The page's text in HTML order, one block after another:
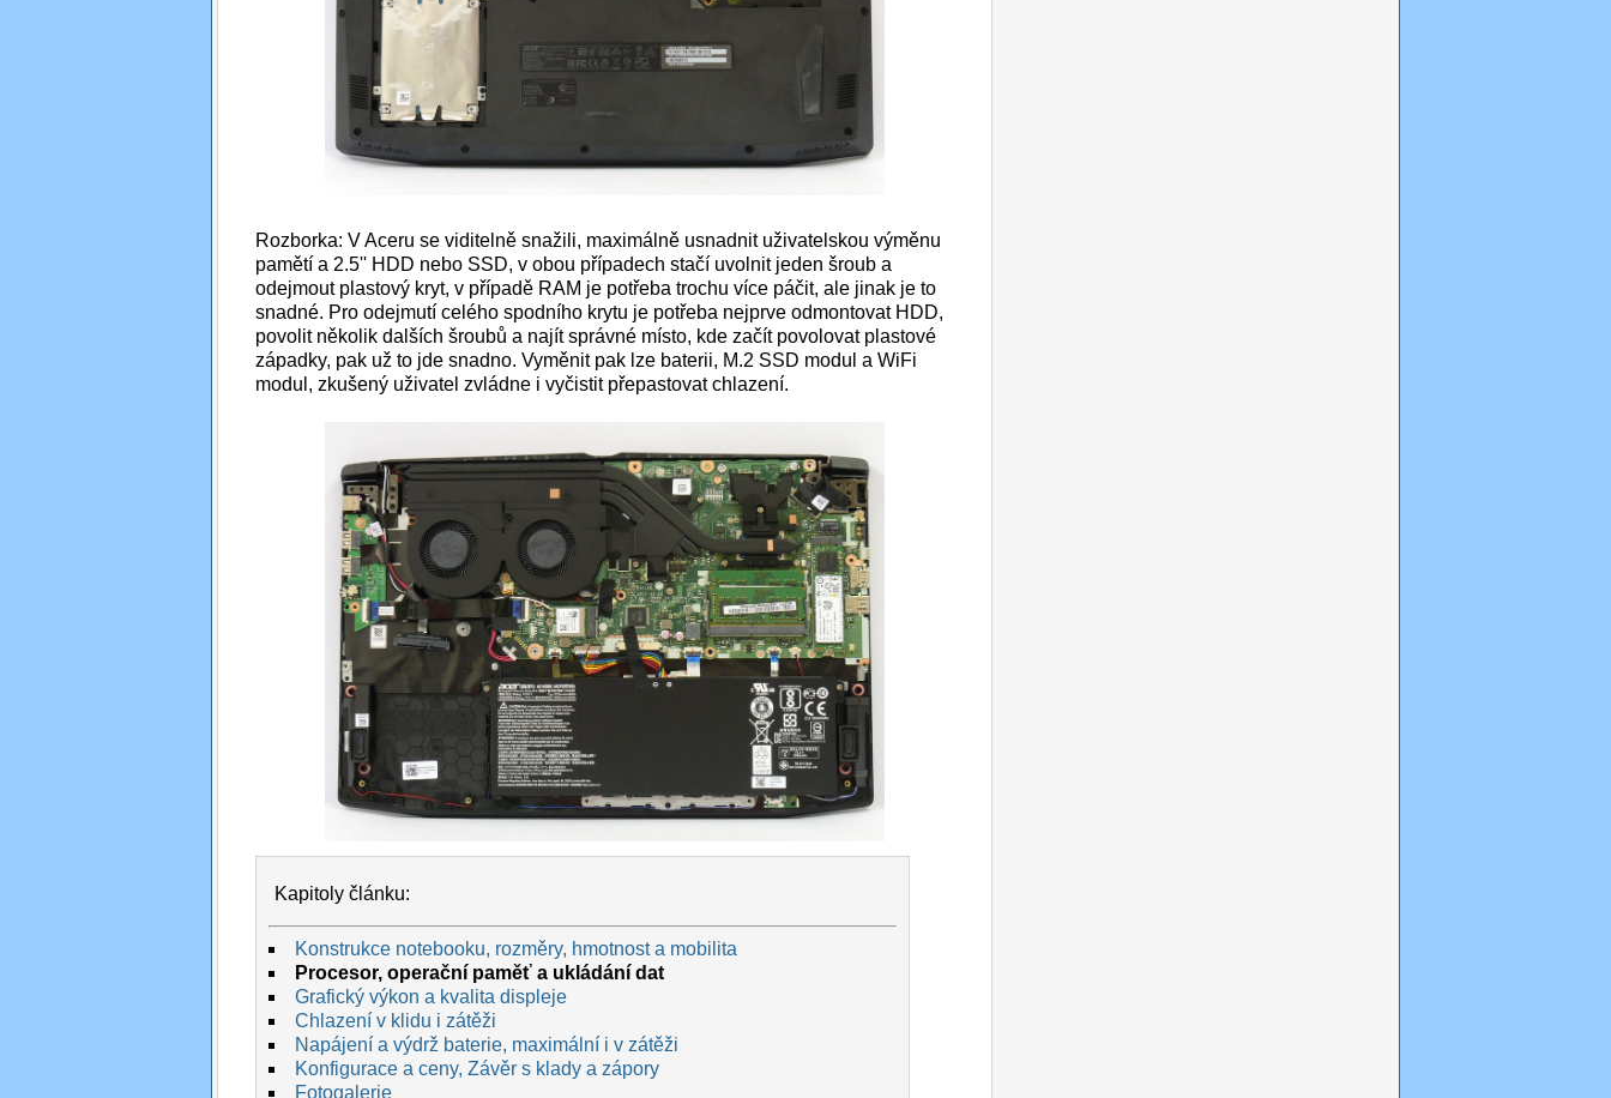
Rozborka: V Aceru se viditelně snažili, maximálně usnadnit uživatelskou výměnu
pamětí a 2.5'' HDD nebo SSD, v obou případech stačí uvolnit jeden šroub a
odejmout plastový kryt, v případě RAM je potřeba trochu více páčit, ale jinak je to
snadné. Pro odejmutí celého spodního krytu je potřeba nejprve odmontovat HDD,
povolit několik dalších šroubů a najít správné místo, kde začít povolovat plastové
západky, pak už to jde snadno. Vyměnit pak lze baterii, M.2 SSD modul a WiFi
modul, zkušený uživatel zvládne i vyčistit přepastovat chlazení.
Kapitoly článku:
Konstrukce notebooku, rozměry, hmotnost a mobilita
Procesor, operační paměť a ukládání dat
Grafický výkon a kvalita displeje
Chlazení v klidu i zátěži
Napájení a výdrž baterie, maximální i v zátěži
Konfigurace a ceny, Závěr s klady a zápory
Fotogalerie